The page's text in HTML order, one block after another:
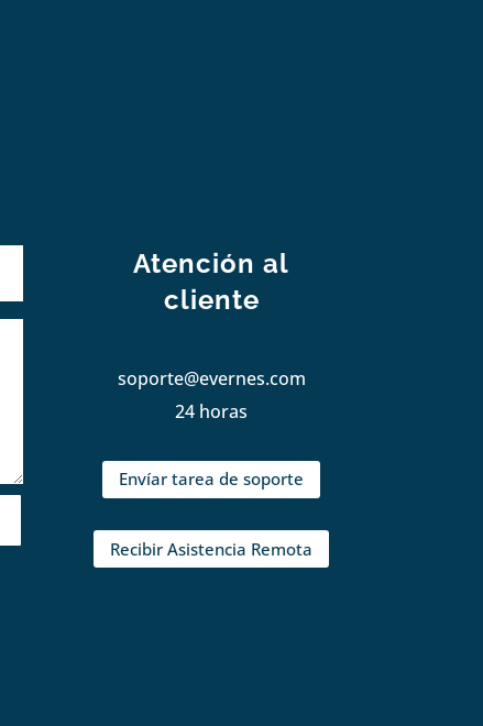
Atención al
cliente
soporte@evernes.com
24 horas
Envíar tarea de soporte
Recibir Asistencia Remota